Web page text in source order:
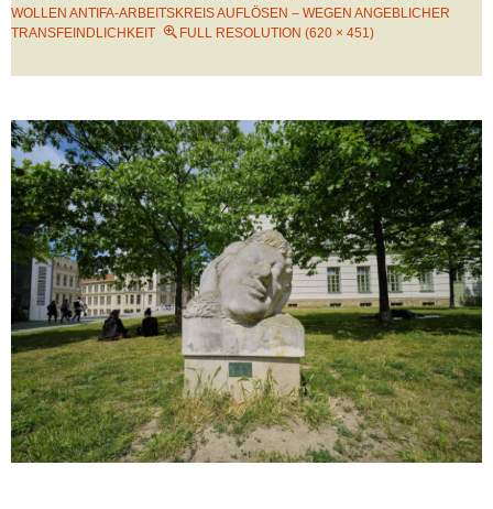
WOLLEN ANTIFA-ARBEITSKREIS AUFLÖSEN – WEGEN ANGEBLICHER
TRANSFEINDLICHKEIT
FULL RESOLUTION (620 × 451)